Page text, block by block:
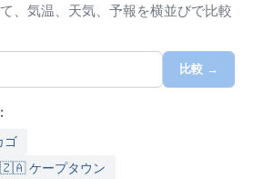
、気温、天気、予報を横並びで比較
比較 →
ケープタウン